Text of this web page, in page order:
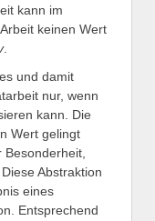
kann im
keinen Wert
.
und damit
nur, wenn
kann. Die
Wert gelingt
Abstraktion
eines
Entsprechend